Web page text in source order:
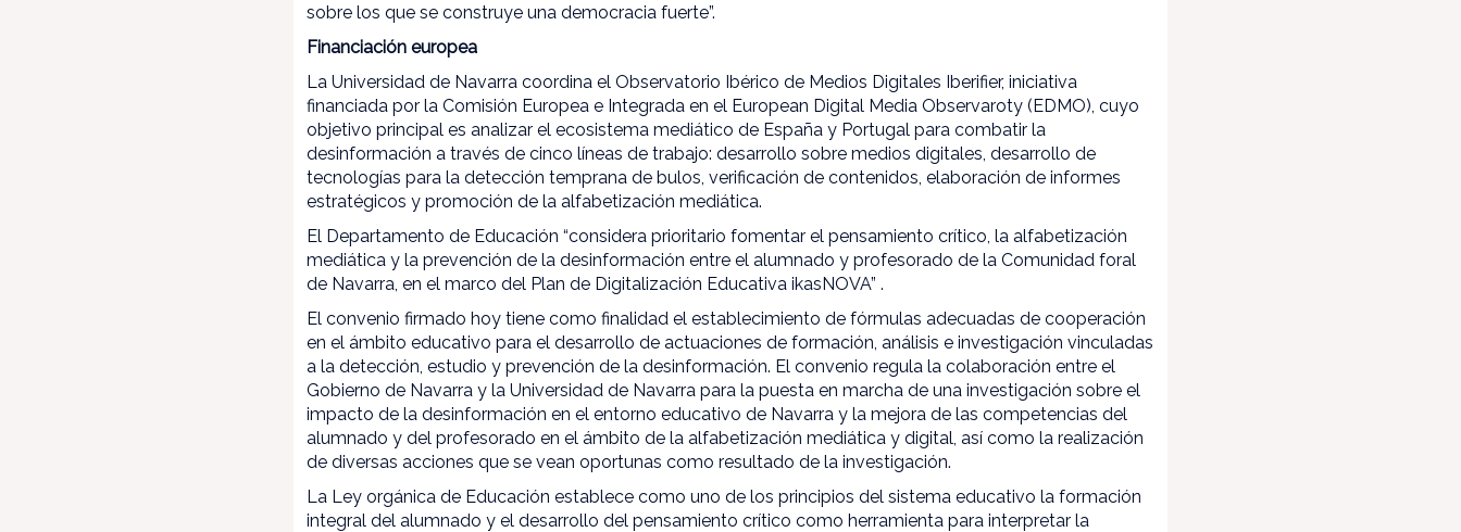
sobre los que se construye una democracia fuerte”.
Financiación europea
La Universidad de Navarra coordina el Observatorio Ibérico de Medios Digitales Iberifier, iniciativa
financiada por la Comisión Europea e Integrada en el European Digital Media Observaroty (EDMO), cuyo
objetivo principal es analizar el ecosistema mediático de España y Portugal para combatir la
desinformación a través de cinco líneas de trabajo: desarrollo sobre medios digitales, desarrollo de
tecnologías para la detección temprana de bulos, verificación de contenidos, elaboración de informes
estratégicos y promoción de la alfabetización mediática.
El Departamento de Educación “considera prioritario fomentar el pensamiento crítico, la alfabetización
mediática y la prevención de la desinformación entre el alumnado y profesorado de la Comunidad foral
de Navarra, en el marco del Plan de Digitalización Educativa ikasNOVA” .
El convenio firmado hoy tiene como finalidad el establecimiento de fórmulas adecuadas de cooperación
en el ámbito educativo para el desarrollo de actuaciones de formación, análisis e investigación vinculadas
a la detección, estudio y prevención de la desinformación. El convenio regula la colaboración entre el
Gobierno de Navarra y la Universidad de Navarra para la puesta en marcha de una investigación sobre el
impacto de la desinformación en el entorno educativo de Navarra y la mejora de las competencias del
alumnado y del profesorado en el ámbito de la alfabetización mediática y digital, así como la realización
de diversas acciones que se vean oportunas como resultado de la investigación.
La Ley orgánica de Educación establece como uno de los principios del sistema educativo la formación
integral del alumnado y el desarrollo del pensamiento crítico como herramienta para interpretar la